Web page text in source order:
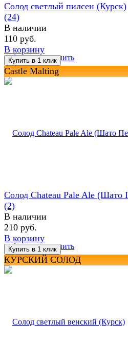
избранное сравнить
Солод светлый пилсен (Курск)
(24)
В наличии
110 руб.
В корзину
Castle Malting
избранное сравнить
Солод Chateau Pale Ale (Шато
(2)
В наличии
210 руб.
В корзину
КУРСКИЙ СОЛОД